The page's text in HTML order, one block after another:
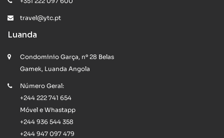
travel@ytc.pt
Luanda
Condominio Garça, nº 28 Belas
Gamek, Luanda Angola
Número Geral:
+244 222 741 654
Móvel e Whastapp
+244 936 544 358
+244 947 097 479